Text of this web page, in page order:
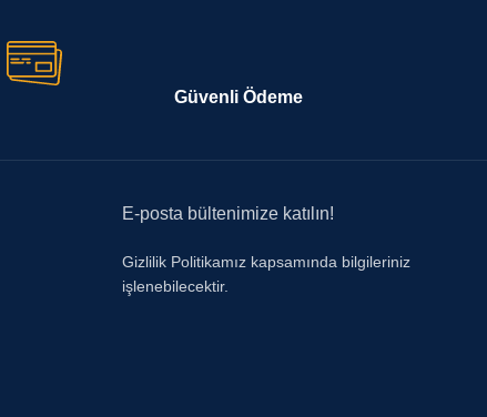
Güvenli Ödeme
E-posta bültenimize katılın!
Gizlilik Politikamız kapsamında bilgileriniz
işlenebilecektir.